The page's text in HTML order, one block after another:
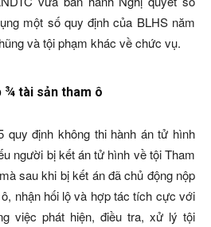
một số quy định của BLHS năm
và tội phạm khác về chức vụ.
¾ tài sản tham ô
quy định không thi hành án tử hình
người bị kết án tử hình về tội Tham
sau khi bị kết án đã chủ động nộp
nhận hối lộ và hợp tác tích cực với
việc phát hiện, điều tra, xử lý tội